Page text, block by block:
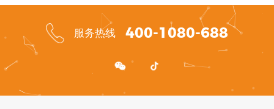
服务热线 400-1080-688